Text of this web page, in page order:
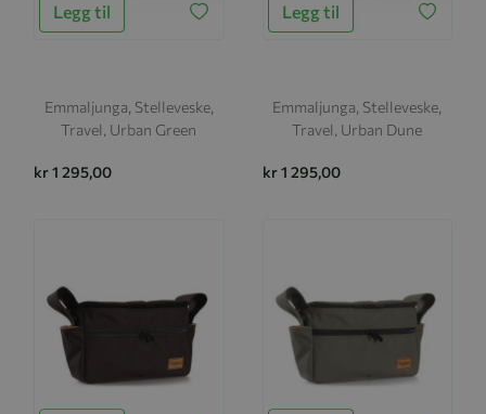
Legg til
Emmaljunga, Stelleveske,
Travel, Urban Green
kr 1 295,00
Legg til
Emmaljunga, Stelleveske,
Travel, Urban Dune
kr 1 295,00